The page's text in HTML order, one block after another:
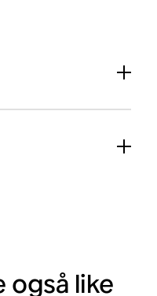
også like